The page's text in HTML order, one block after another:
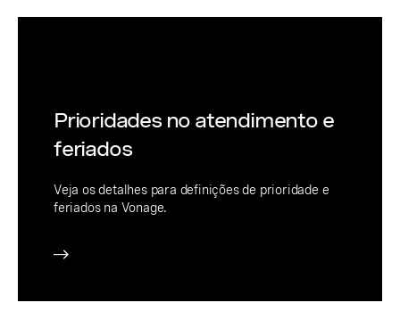
Prioridades no atendimento e
feriados
Veja os detalhes para definições de prioridade e
feriados na Vonage.